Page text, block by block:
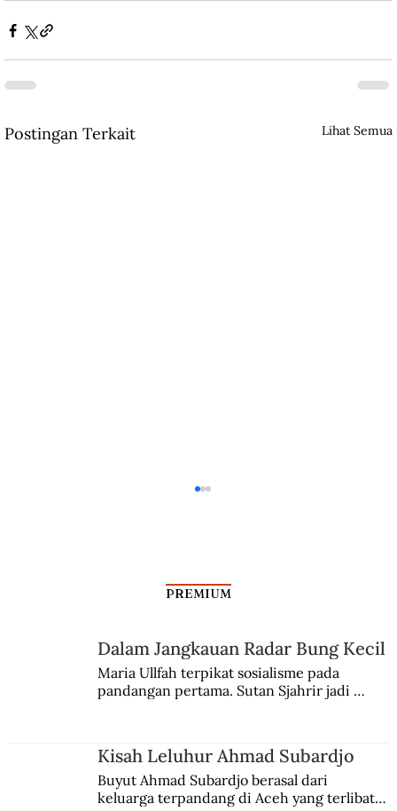
Postingan Terkait Lihat Semua
Kisah Leluhur Ahmad Subardjo
PREMIUM
Dalam Jangkauan Radar Bung Kecil
Maria Ullfah terpikat sosialisme pada
pandangan pertama. Sutan Sjahrir jadi
Kisah Leluhur Ahmad Subardjo
Buyut Ahmad Subardjo berasal dari
keluarga terpandang di Aceh yang terlibat